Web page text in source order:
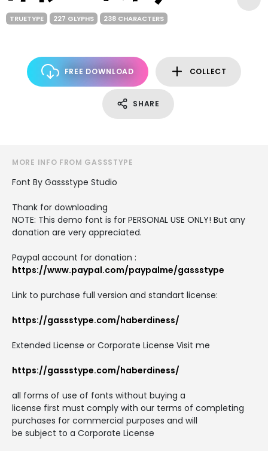
TRUETYPE 227 GLYPHS 238 CHARACTERS
FREE DOWNLOAD COLLECT
SHARE
MORE INFO FROM GASSSTYPE
Font By Gassstype Studio
Thank for downloading
NOTE: This demo font is for PERSONAL USE ONLY! But any
donation are very appreciated.
Paypal account for donation :
https://www.paypal.com/paypalme/gassstype
Link to purchase full version and standart license:
https://gassstype.com/haberdiness/
Extended License or Corporate License Visit me
https://gassstype.com/haberdiness/
all forms of use of fonts without buying a
license first must comply with our terms of completing
purchases for commercial purposes and will
be subject to a Corporate License